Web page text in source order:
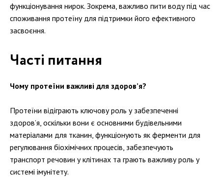
функціонування нирок. Зокрема, важливо пити воду під час
споживання протеїну для підтримки його ефективного
засвоєння.
Часті питання
Чому протеїни важливі для здоров’я?
Протеїни відіграють ключову роль у забезпеченні
здоров’я, оскільки вони є основними будівельними
матеріалами для тканин, функціонують як ферменти для
регулювання біохімічних процесів, забезпечують
транспорт речовин у клітинах та грають важливу роль у
системі імунітету.